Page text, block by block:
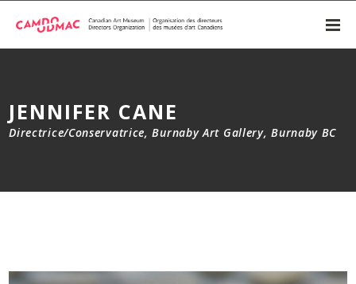
JENNIFER CANE
Directrice/Conservatrice, Burnaby Art Gallery, Burnaby BC